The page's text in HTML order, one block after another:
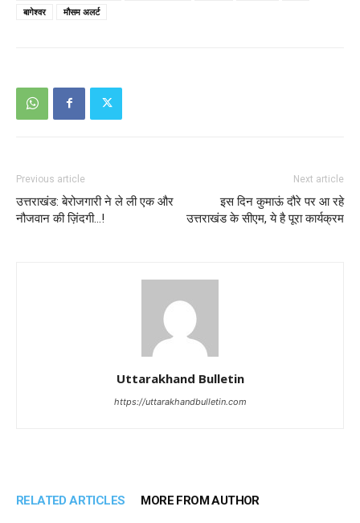
बागेश्वर मौसम अलर्ट
Previous article
उत्तराखंड: बेरोजगारी ने ले ली एक और
नौजवान की ज़िंदगी…!
Next article
इस दिन कुमाऊं दौरे पर आ रहे
उत्तराखंड के सीएम, ये है पूरा कार्यक्रम
Uttarakhand Bulletin
https://uttarakhandbulletin.com
RELATED ARTICLES MORE FROM AUTHOR